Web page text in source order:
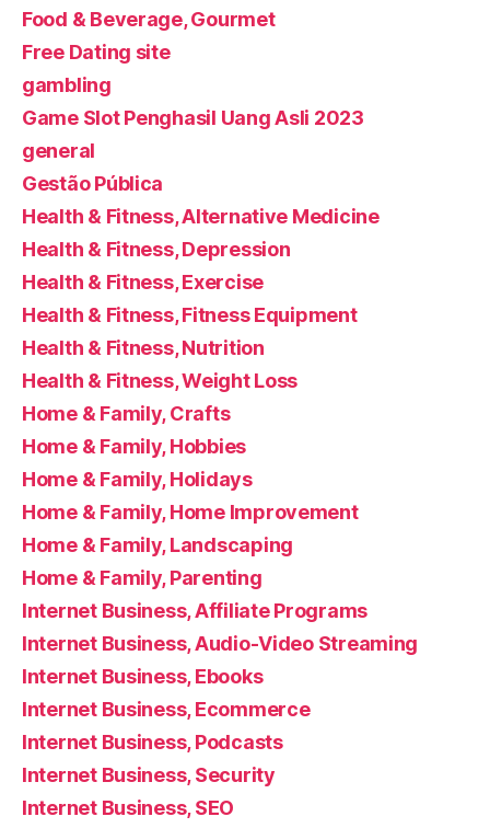
Food & Beverage, Gourmet
Free Dating site
gambling
Game Slot Penghasil Uang Asli 2023
general
Gestão Pública
Health & Fitness, Alternative Medicine
Health & Fitness, Depression
Health & Fitness, Exercise
Health & Fitness, Fitness Equipment
Health & Fitness, Nutrition
Health & Fitness, Weight Loss
Home & Family, Crafts
Home & Family, Hobbies
Home & Family, Holidays
Home & Family, Home Improvement
Home & Family, Landscaping
Home & Family, Parenting
Internet Business, Affiliate Programs
Internet Business, Audio-Video Streaming
Internet Business, Ebooks
Internet Business, Ecommerce
Internet Business, Podcasts
Internet Business, Security
Internet Business, SEO